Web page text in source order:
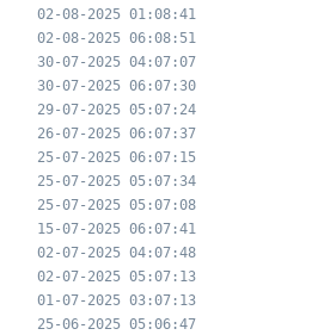
02-08-2025 01:08:41
02-08-2025 06:08:51
30-07-2025 04:07:07
30-07-2025 06:07:30
29-07-2025 05:07:24
26-07-2025 06:07:37
25-07-2025 06:07:15
25-07-2025 05:07:34
25-07-2025 05:07:08
15-07-2025 06:07:41
02-07-2025 04:07:48
02-07-2025 05:07:13
01-07-2025 03:07:13
25-06-2025 05:06:47